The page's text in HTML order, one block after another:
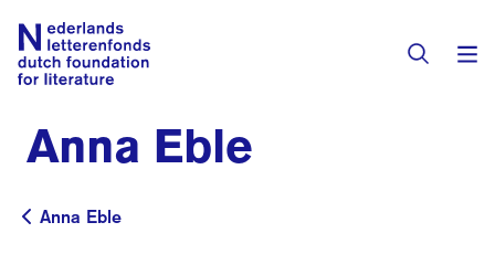
Subsidies
Activiteiten
Anna Eble
Anna Eble
Anna Eble